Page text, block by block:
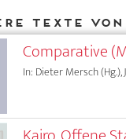
Texte von
Comparative
In: Dieter Mersch (Hg.),